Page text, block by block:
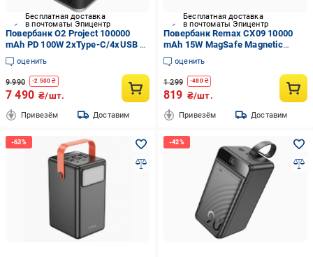
Бесплатная доставка
в почтоматы Эпицентр
Повербанк O2 Project 100000
mAh PD 100W 2xType-C/4xUSB с
быстрой зарядкой/фонарем и
дисплеем (32160220)
оценить
9 990 -2 500 ₴
7 490 ₴/шт.
Привезём Доставим
Бесплатная доставка
в почтоматы Эпицентр
Повербанк Remax CX09 10000
mAh 15W MagSafe Magnetic
Wireless Grey
оценить
1 299 -480₴
819 ₴/шт.
Привезём Доставим